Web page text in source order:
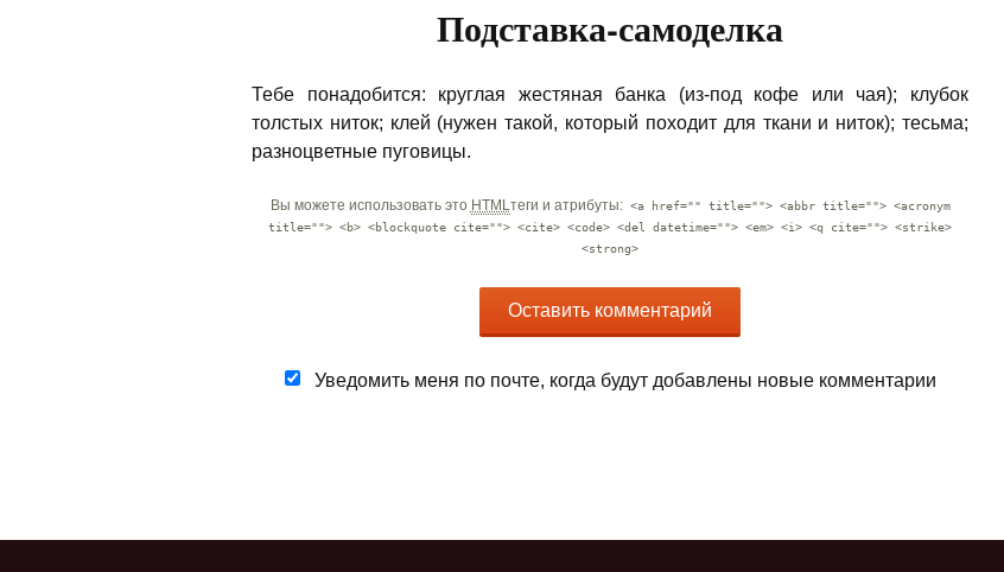
Подставка-самоделка
Тебе понадобится: круглая жестяная банка (из-под кофе или чая); клубок
толстых ниток; клей (нужен такой, который походит для ткани и ниток); тесьма;
разноцветные пуговицы.
Вы можете использовать это HTMLтеги и атрибуты: <a href="" title=""> <abbr title=""> <acronym
title=""> <b> <blockquote cite=""> <cite> <code> <del datetime=""> <em> <i> <q cite=""> <strike>
<strong>
Уведомить меня по почте, когда будут добавлены новые комментарии